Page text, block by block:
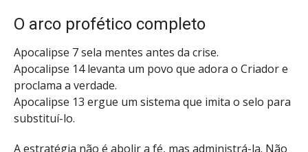
O arco profético completo
Apocalipse 7 sela mentes antes da crise.
Apocalipse 14 levanta um povo que adora o Criador e
proclama a verdade.
Apocalipse 13 ergue um sistema que imita o selo para
substituí-lo.
A estratégia não é abolir a fé, mas administrá-la. Não